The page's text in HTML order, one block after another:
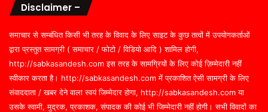
Disclaimer –
समाचार से सम्बंधित किसी भी तरह के विवाद के लिए साइट के कुछ तत्वों में उपयोगकर्ताओं
द्वारा प्रस्तुत सामग्री ( समाचार / फोटो / विडियो आदि ) शामिल होगी,
http://sabkasandesh.com इस तरह के सामग्रियों के लिए कोई ज़िम्मेदारी नहीं
स्वीकार करता है। http://sabkasandesh.com में प्रकाशित ऐसी सामग्री के लिए
संवाददाता / खबर देने वाला स्वयं जिम्मेदार होगा, http://sabkasandesh.com या
उसके स्वामी, मुद्रक, प्रकाशक, संपादक की कोई भी जिम्मेदारी नहीं होगी। सभी विवादों का